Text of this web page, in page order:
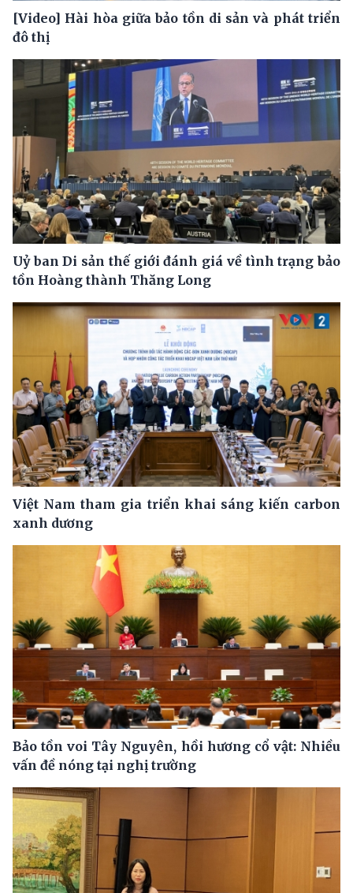
[Video] Hài hòa giữa bảo tồn di sản và phát triển
đô thị
Uỷ ban Di sản thế giới đánh giá về tình trạng bảo
tồn Hoàng thành Thăng Long
Việt Nam tham gia triển khai sáng kiến carbon
xanh dương
Bảo tồn voi Tây Nguyên, hồi hương cổ vật: Nhiều
vấn đề nóng tại nghị trường